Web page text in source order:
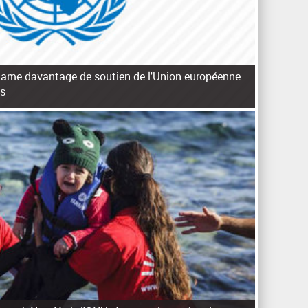
davantage de soutien de l'Union européenne